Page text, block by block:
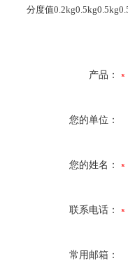
分度值0.2kg0.5kg0.5kg
产品：
您的单位：
您的姓名：
联系电话：
常用邮箱：